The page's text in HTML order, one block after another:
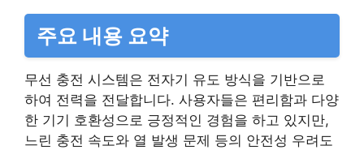
주요 내용 요약
무선 충전 시스템은 전자기 유도 방식을 기반으로
하여 전력을 전달합니다. 사용자들은 편리함과 다양
한 기기 호환성으로 긍정적인 경험을 하고 있지만,
느린 충전 속도와 열 발생 문제 등의 안전성 우려도